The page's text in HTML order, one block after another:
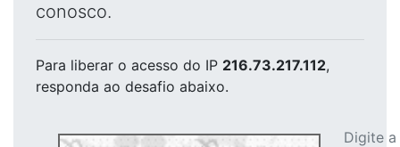
conosco.
Para liberar o acesso do IP 216.73.217.112,
responda ao desafio abaixo.
Digite